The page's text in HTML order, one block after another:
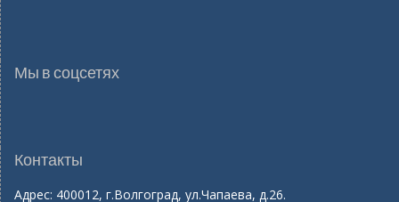
Мы в соцсетях
Контакты
Адрес: 400012, г.Волгоград, ул.Чапаева, д.26.